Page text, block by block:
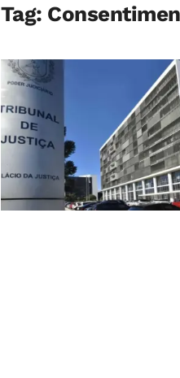
Tag: